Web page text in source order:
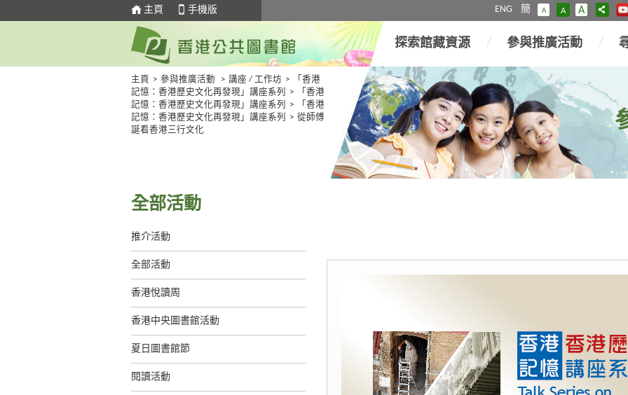
主頁 手機版 ENG 簡 A A A
探索館藏資源 參與推廣活動
主頁 > 參與推廣活動 > 講座 / 工作坊 >
「香港
記憶：香港歷史文化再發現」講座系列
>
「香港
記憶：香港歷史文化再發現」講座系列
>
「香港
記憶：香港歷史文化再發現」講座系列
> 從師傅
誕看香港三行文化
全部活動
推介活動
全部活動
香港悅讀周
香港中央圖書館活動
夏日圖書館節
閱讀活動